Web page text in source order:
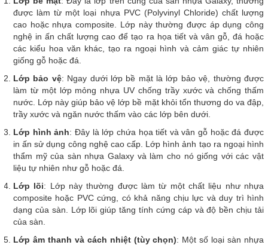
được làm từ một loại nhựa PVC (Polyvinyl Chloride) chất lượng
cao hoặc nhựa composite. Lớp này thường được áp dụng công
nghệ in ấn chất lượng cao để tạo ra họa tiết và vân gỗ, đá hoặc
các kiểu hoa văn khác, tạo ra ngoại hình và cảm giác tự nhiên
giống gỗ hoặc đá.
Lớp bảo vệ: Ngay dưới lớp bề mặt là lớp bảo vệ, thường được
làm từ một lớp mỏng nhựa UV chống trầy xước và chống thấm
nước. Lớp này giúp bảo vệ lớp bề mặt khỏi tổn thương do va đập,
trầy xước và ngăn nước thấm vào các lớp bên dưới.
Lớp hình ảnh: Đây là lớp chứa họa tiết và vân gỗ hoặc đá được
in ấn sử dụng công nghệ cao cấp. Lớp hình ảnh tạo ra ngoại hình
thẩm mỹ của sàn nhựa Galaxy và làm cho nó giống với các vật
liệu tự nhiên như gỗ hoặc đá.
Lớp lõi: Lớp này thường được làm từ một chất liệu như nhựa
composite hoặc PVC cứng, có khả năng chịu lực và duy trì hình
dạng của sàn. Lớp lõi giúp tăng tính cứng cáp và độ bền chịu tải
của sàn.
Lớp âm thanh và cách nhiệt (tùy chọn): Một số loại sàn nhựa